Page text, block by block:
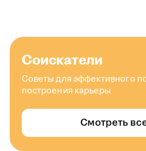
Соискатели
Советы для эффективного
построения карьеры
Смотреть